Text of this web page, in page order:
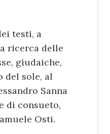
testi, a
ricerca delle
giudaiche,
del sole, al
Sanna
di consueto,
Osti.